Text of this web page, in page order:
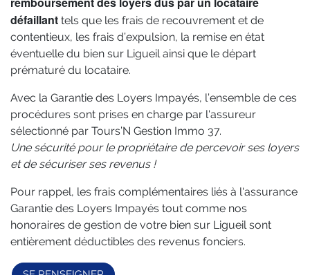
défaillant tels que les frais de recouvrement et de
contentieux, les frais d’expulsion, la remise en état
éventuelle du bien sur Ligueil ainsi que le départ
prématuré du locataire.
Avec la Garantie des Loyers Impayés, l’ensemble de ces
procédures sont prises en charge par l'assureur
sélectionné par Tours’N Gestion Immo 37.
Une sécurité pour le propriétaire de percevoir ses loyers
et de sécuriser ses revenus !
Pour rappel, les frais complémentaires liés à l'assurance
Garantie des Loyers Impayés tout comme nos
honoraires de gestion de votre bien sur Ligueil sont
entièrement déductibles des revenus fonciers.